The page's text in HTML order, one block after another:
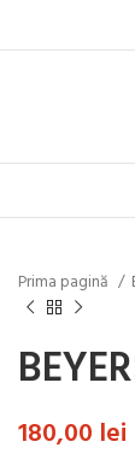
Prima pagină
180,00 lei